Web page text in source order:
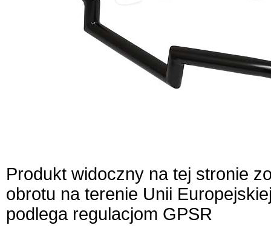
Produkt widoczny na tej stronie
obrotu na terenie Unii
podlega regulacjom GPSR